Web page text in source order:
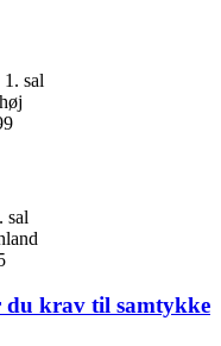
sal
sal
du krav til samtykke